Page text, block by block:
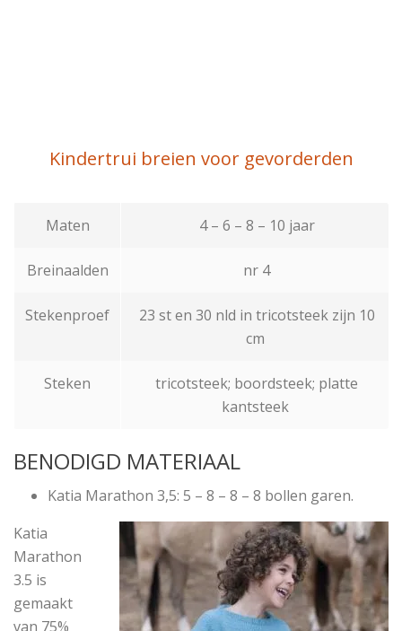
Kindertrui breien voor gevorderden
Maten 4 – 6 – 8 – 10 jaar
Breinaalden nr 4
Stekenproef
23 st en 30 nld in tricotsteek zijn 10
cm
Steken
tricotsteek; boordsteek; platte
kantsteek
BENODIGD MATERIAAL
Katia Marathon 3,5: 5 – 8 – 8 – 8 bollen garen.
Katia
Marathon
3.5 is
gemaakt
van 75%